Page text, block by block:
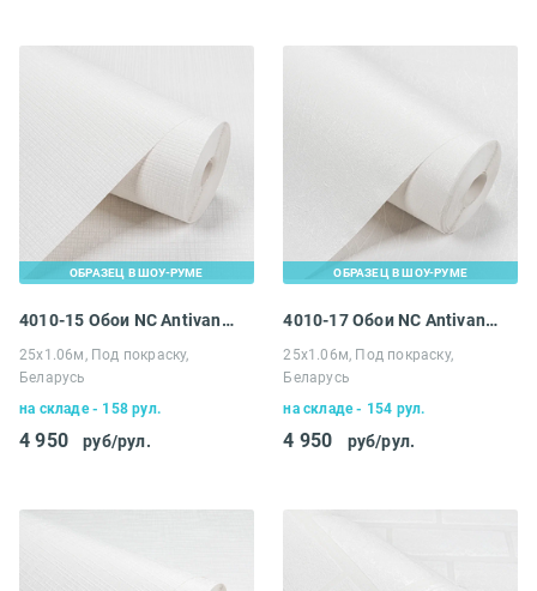
ОБРАЗЕЦ В ШОУ-РУМЕ
4010-15 Обои NC Antivandal
25х1.06м, Под покраску,
Беларусь
на складе - 158 рул.
4 950 руб/рул.
ОБРАЗЕЦ В ШОУ-РУМЕ
4010-17 Обои NC Antivandal
25х1.06м, Под покраску,
Беларусь
на складе - 154 рул.
4 950 руб/рул.